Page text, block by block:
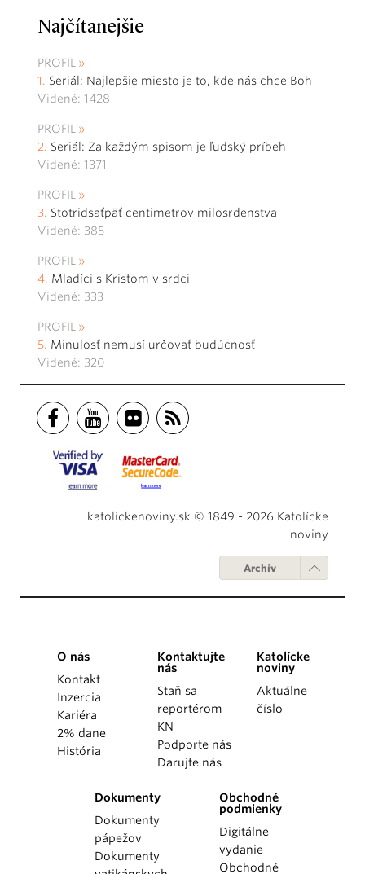
Najčítanejšie
PROFIL
Seriál: Najlepšie miesto je to, kde nás chce Boh
Videné: 1428
PROFIL
Seriál: Za každým spisom je ľudský príbeh
Videné: 1371
PROFIL
Stotridsaťpäť centimetrov milosrdenstva
Videné: 385
PROFIL
Mladíci s Kristom v srdci
Videné: 333
PROFIL
Minulosť nemusí určovať budúcnosť
Videné: 320
katolickenoviny.sk © 1849 - 2026 Katolícke
noviny
Archív
O nás
Kontakt
Inzercia
Kariéra
2% dane
História
Kontaktujte
nás
Staň sa
reportérom
KN
Podporte nás
Darujte nás
Katolícke
noviny
Aktuálne
číslo
Dokumenty
Dokumenty
pápežov
Dokumenty
Obchodné
podmienky
Digitálne
vydanie
Obchodné